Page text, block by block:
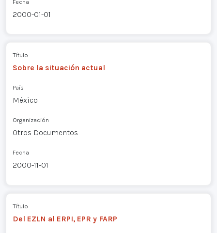
Fecha
2000-01-01
Título
Sobre la situación actual
País
México
Organización
Otros Documentos
Fecha
2000-11-01
Título
Del EZLN al ERPI, EPR y FARP